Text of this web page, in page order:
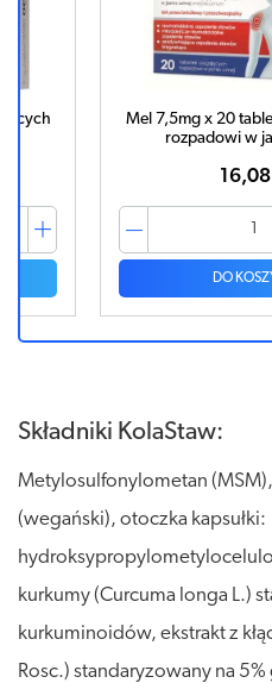
Mel 7,5mg x 20
rozpadowi w
16,08
DO
Składniki KolaStaw:
Metylosulfonylometan
(wegański), otoczka kapsułki:
kurkumy (Curcuma longa L.)
kurkuminoidów, ekstrakt z
Rosc.) standaryzowany na